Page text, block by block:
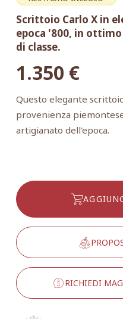
Scrittoio Carlo X in
epoca '800, in
di classe.
1.350 €
Questo elegante
provenienza
artigianato dell'epoca.
RICHIEDI